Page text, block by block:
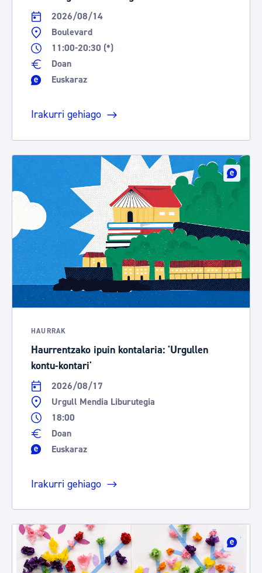
2026/08/14
Boulevard
11:00-20:30 (*)
Doan
Euskaraz
Irakurri gehiago
HAURRAK
Haurrentzako ipuin kontalaria: 'Urgullen
kontu-kontari'
2026/08/17
Urgull Mendia Liburutegia
18:00
Doan
Euskaraz
Irakurri gehiago